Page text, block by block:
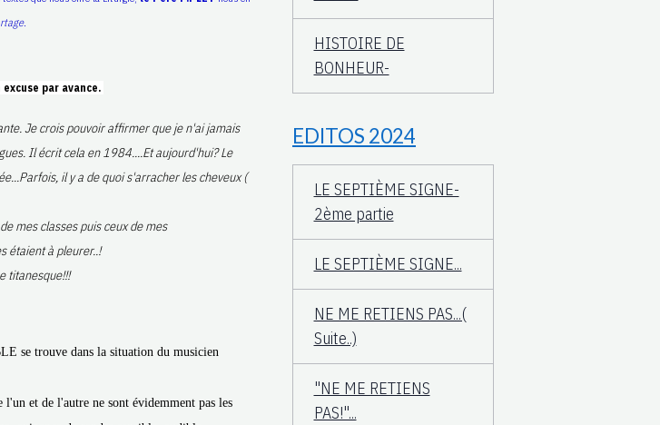
par avance.
Je crois pouvoir affirmer que je n'ai jamais
Il écrit cela en 1984....Et aujourd'hui? Le
il y a de quoi s'arracher les cheveux (
mes classes puis ceux de mes
étaient à pleurer..!
titanesque!!!
se trouve dans la situation du musicien
et de l'autre ne sont évidemment pas les
HISTOIRE DE
BONHEUR-
EDITOS 2024
LE SEPTIÈME SIGNE-
2ème partie
LE SEPTIÈME SIGNE...
NE ME RETIENS PAS...(
Suite..)
"NE ME RETIENS
PAS!"...